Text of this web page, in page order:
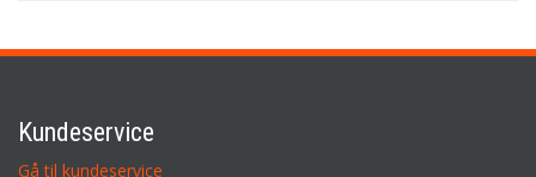
Kundeservice
Gå til kundeservice